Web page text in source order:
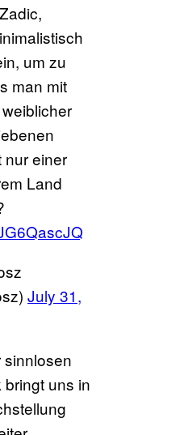
um zu
man mit
nur einer
Land
July 31,
sinnlosen
uns in